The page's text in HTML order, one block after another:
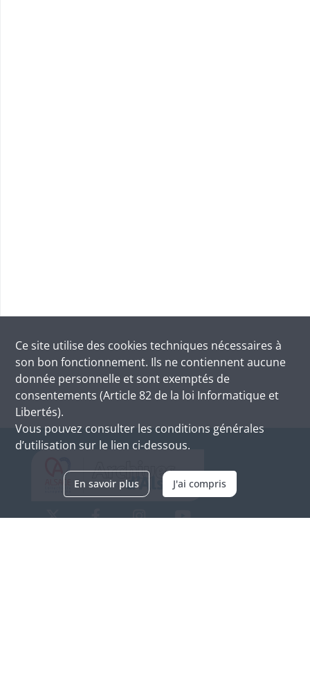
Ce site utilise des cookies techniques nécessaires à
son bon fonctionnement. Ils ne contiennent aucune
donnée personnelle et sont exemptés de
consentements (Article 82 de la loi Informatique et
Libertés).
Vous pouvez consulter les conditions générales
d’utilisation sur le lien ci-dessous.
En savoir plus J'ai compris